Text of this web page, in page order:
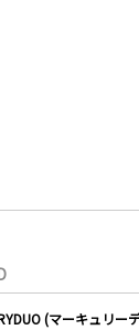
(マーキュリー